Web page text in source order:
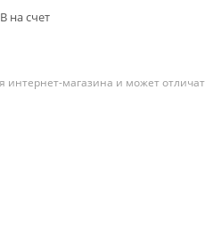
на счет
интернет-магазина и может